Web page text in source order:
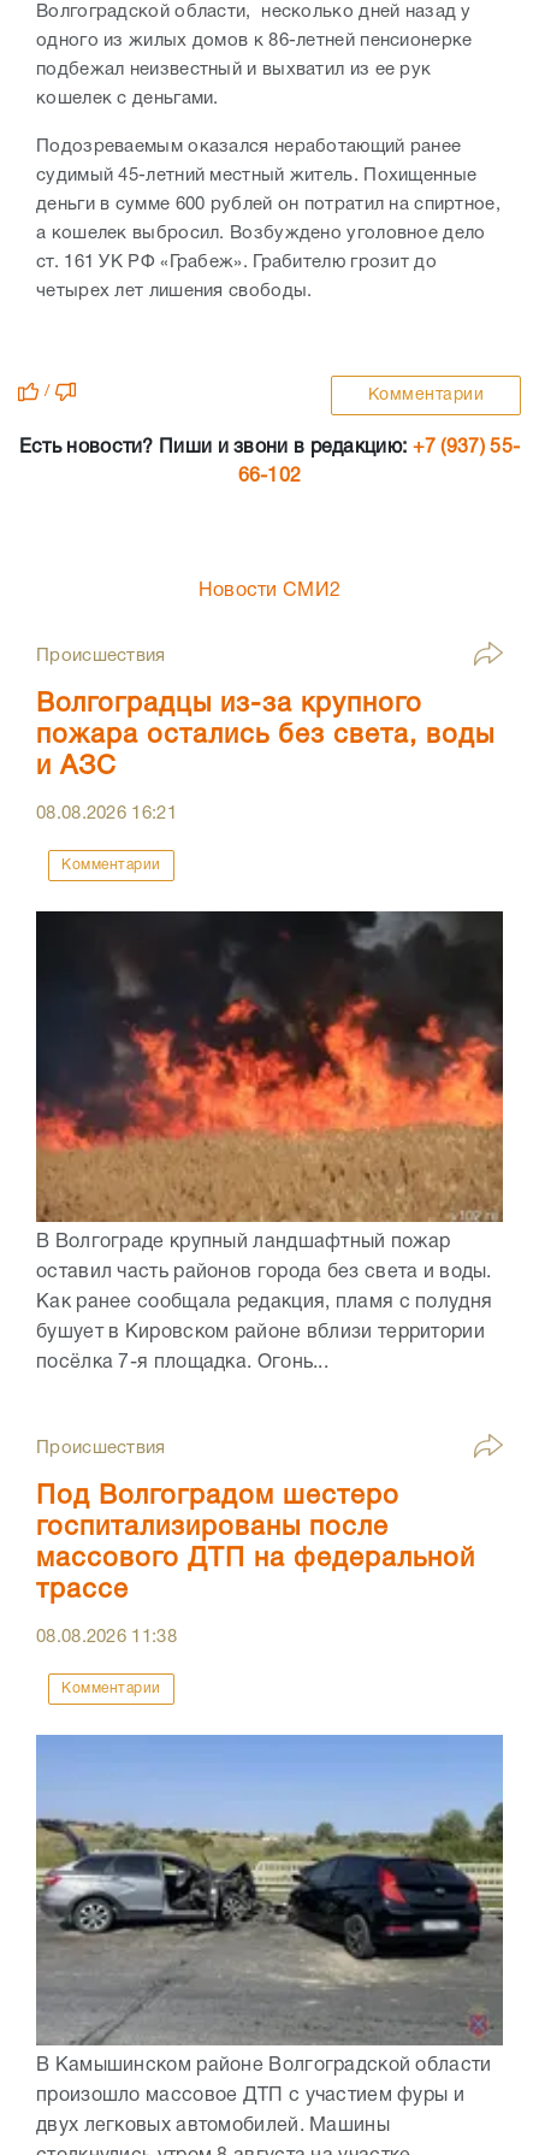
Волгоградской области, несколько дней назад у
одного из жилых домов к 86-летней пенсионерке
подбежал неизвестный и выхватил из ее рук
кошелек с деньгами.
Подозреваемым оказался неработающий ранее
судимый 45-летний местный житель. Похищенные
деньги в сумме 600 рублей он потратил на спиртное,
а кошелек выбросил. Возбуждено уголовное дело
ст. 161 УК РФ «Грабеж». Грабителю грозит до
четырех лет лишения свободы.
/ Комментарии
Есть новости? Пиши и звони в редакцию: +7 (937) 55-
66-102
Новости СМИ2
Происшествия
Волгоградцы из-за крупного
пожара остались без света, воды
и АЗС
08.08.2026 16:21
Комментарии
В Волгограде крупный ландшафтный пожар
оставил часть районов города без света и воды.
Как ранее сообщала редакция, пламя с полудня
бушует в Кировском районе вблизи территории
посёлка 7-я площадка. Огонь...
Происшествия
Под Волгоградом шестеро
госпитализированы после
массового ДТП на федеральной
трассе
08.08.2026 11:38
Комментарии
В Камышинском районе Волгоградской области
произошло массовое ДТП с участием фуры и
двух легковых автомобилей. Машины